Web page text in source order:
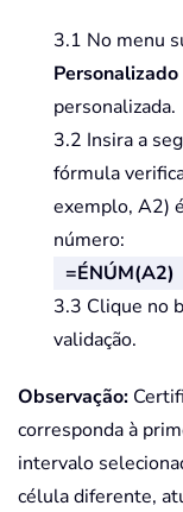
3.1 No menu
Personalizado
personalizada.
3.2 Insira a
fórmula
exemplo, A2)
número:
=ÉNÚM(A2)
3.3 Clique no
validação.
Observação:
corresponda à
intervalo
célula diferente,